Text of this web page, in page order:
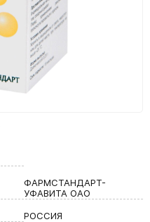
ФАРМСТАНДАРТ-
УФАВИТА ОАО
РОССИЯ